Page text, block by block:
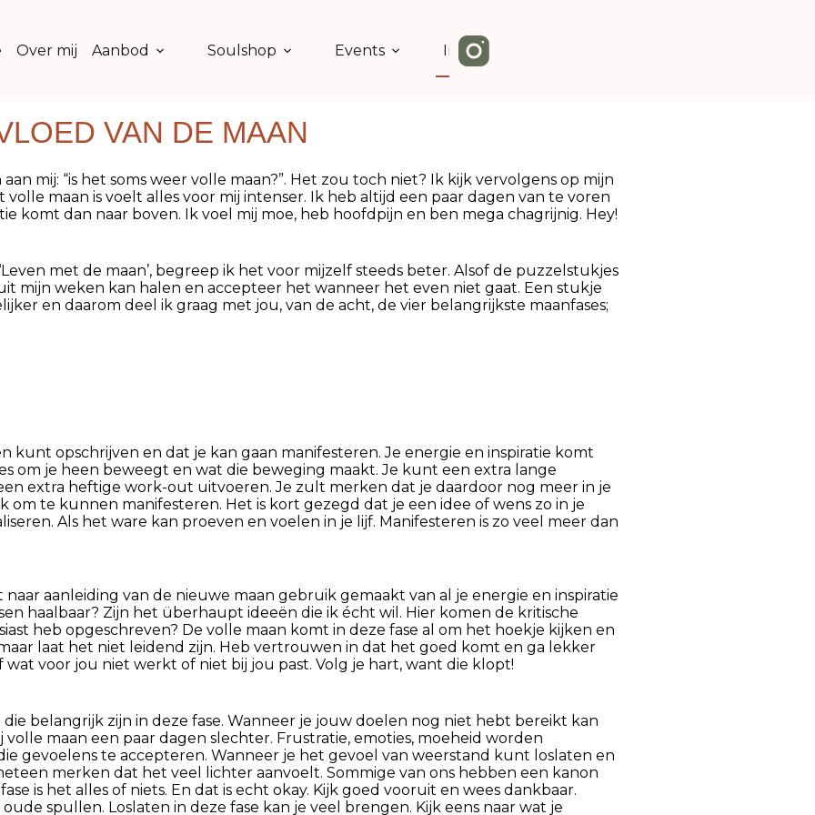
Over mij Aanbod Soulshop Events Info
VAN DE MAAN
mij: “is het soms weer volle maan?”. Het zou toch niet? Ik kijk vervolgens op mijn
maan is voelt alles voor mij intenser. Ik heb altijd een paar dagen van te voren
komt dan naar boven. Ik voel mij moe, heb hoofdpijn en ben mega chagrijnig. Hey!
met de maan’, begreep ik het voor mijzelf steeds beter. Alsof de puzzelstukjes
mijn weken kan halen en accepteer het wanneer het even niet gaat. Een stukje
en daarom deel ik graag met jou, van de acht, de vier belangrijkste maanfases;
kunt opschrijven en dat je kan gaan manifesteren. Je energie en inspiratie komt
om je heen beweegt en wat die beweging maakt. Je kunt een extra lange
extra heftige work-out uitvoeren. Je zult merken dat je daardoor nog meer in je
te kunnen manifesteren. Het is kort gezegd dat je een idee of wens zo in je
Als het ware kan proeven en voelen in je lijf. Manifesteren is zo veel meer dan
naar aanleiding van de nieuwe maan gebruik gemaakt van al je energie en inspiratie
haalbaar? Zijn het überhaupt ideeën die ik écht wil. Hier komen de kritische
heb opgeschreven? De volle maan komt in deze fase al om het hoekje kijken en
laat het niet leidend zijn. Heb vertrouwen in dat het goed komt en ga lekker
voor jou niet werkt of niet bij jou past. Volg je hart, want die klopt!
belangrijk zijn in deze fase. Wanneer je jouw doelen nog niet hebt bereikt kan
maan een paar dagen slechter. Frustratie, emoties, moeheid worden
gevoelens te accepteren. Wanneer je het gevoel van weerstand kunt loslaten en
merken dat het veel lichter aanvoelt. Sommige van ons hebben een kanon
is het alles of niets. En dat is echt okay. Kijk goed vooruit en wees dankbaar.
spullen. Loslaten in deze fase kan je veel brengen. Kijk eens naar wat je